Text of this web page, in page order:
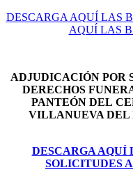
DESCARGA AQUÍ LAS
AQUÍ LAS
ADJUDICACIÓN POR
DERECHOS
PANTEÓN DEL
VILLANUEVA DEL
DESCARGA AQUÍ
SOLICITUDES